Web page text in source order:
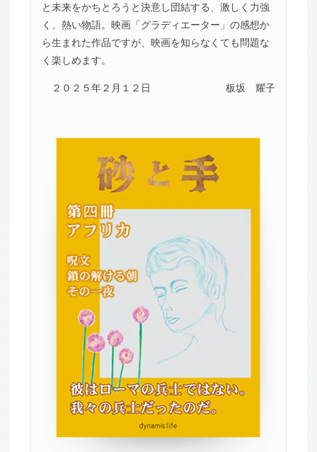
と未来をかちとろうと決意し団結する、激しく力強
く、熱い物語。映画「グラディエーター」の感想か
ら生まれた作品ですが、映画を知らなくても問題な
く楽しめます。
２０２５年２月１２日 板坂 耀子